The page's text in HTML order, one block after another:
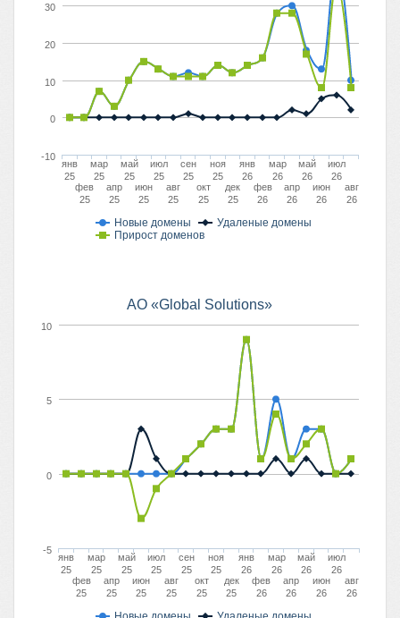
Новые домены
Удаленые домены
Прирост доменов
янв
25
фев
25
мар
25
апр
25
май
25
июн
25
июл
25
авг
25
сен
25
окт
25
ноя
25
дек
25
янв
26
фев
26
мар
26
апр
26
май
26
июн
26
июл
26
авг
26
-10
0
10
20
30
АО «Global Solutions»
янв
25
фев
25
мар
25
апр
25
май
25
июн
25
июл
25
авг
25
сен
25
окт
25
ноя
25
дек
25
янв
26
фев
26
мар
26
апр
26
май
26
июн
26
июл
26
авг
26
-5
0
5
10